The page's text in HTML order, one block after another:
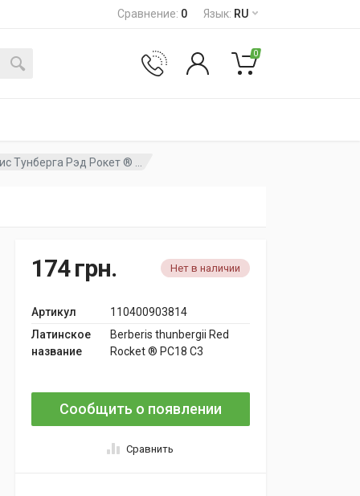
Сравнение: 0 Язык: RU
0
Тунберга Рэд Рокет ® ...
174 грн. Нет в наличии
Артикул
110400903814
Латинское
название
Berberis thunbergii Red
Rocket ® PC18 C3
Сообщить о появлении
Сравнить